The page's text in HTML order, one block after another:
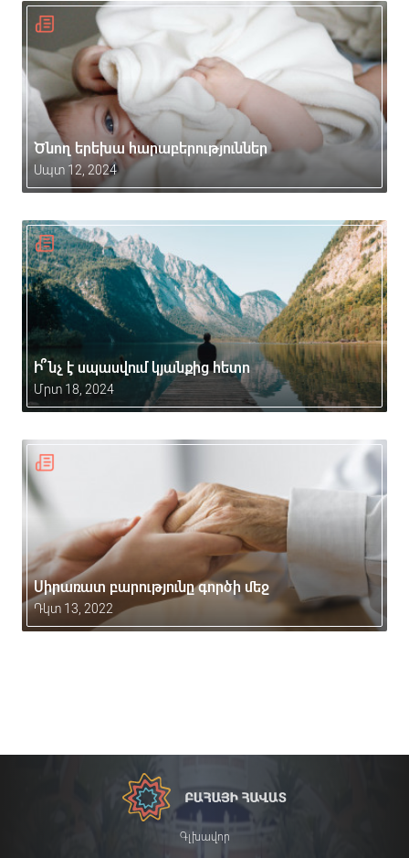
Ծնող երեխա հարաբերություններ
Սպտ 12, 2024
Ի՞նչ է սպասվում կյանքից հետո
Մրտ 18, 2024
Սիրառատ բարությունը գործի մեջ
Դկտ 13, 2022
Գլխավոր